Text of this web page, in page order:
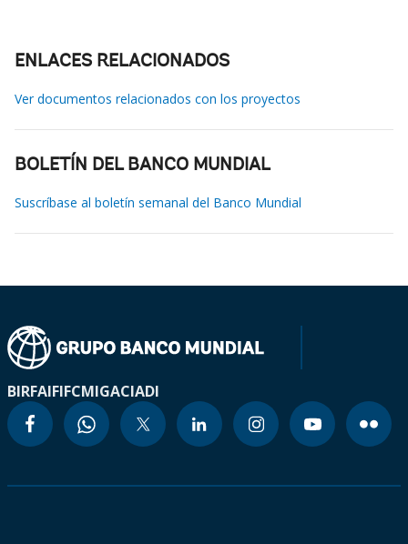
ENLACES RELACIONADOS
Ver documentos relacionados con los proyectos
BOLETÍN DEL BANCO MUNDIAL
Suscríbase al boletín semanal del Banco Mundial
BIRFAIFIFCMIGACIADI